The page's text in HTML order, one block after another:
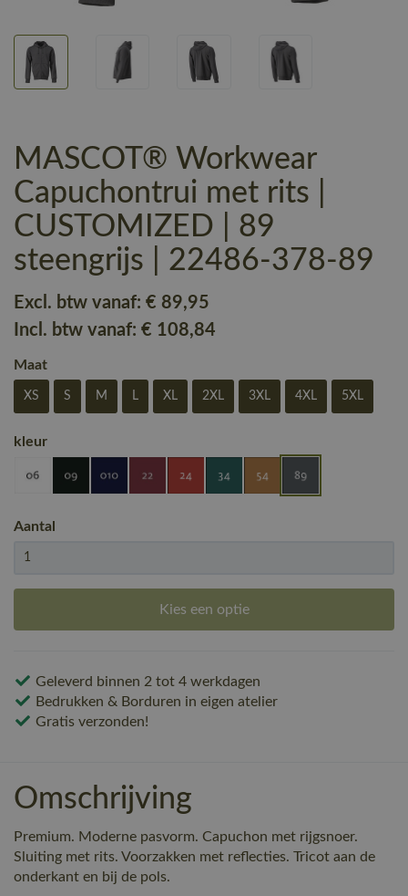
MASCOT® Workwear
Capuchontrui met rits |
CUSTOMIZED | 89
steengrijs | 22486-378-89
Excl. btw vanaf: € 89,95
Incl. btw vanaf: € 108,84
Maat
XS S M L XL 2XL 3XL 4XL 5XL
kleur
Aantal
Kies een optie
Geleverd binnen 2 tot 4 werkdagen
Bedrukken & Borduren in eigen atelier
Gratis verzonden!
Omschrijving
Premium. Moderne pasvorm. Capuchon met rijgsnoer.
Sluiting met rits. Voorzakken met reflecties. Tricot aan de
onderkant en bij de pols.